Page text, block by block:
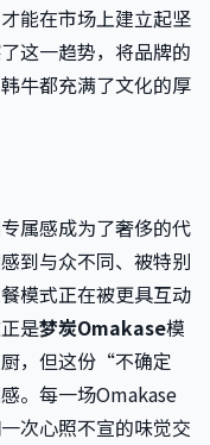
能在市场上建立起坚
这一趋势，将品牌的
牛都充满了文化的厚
属感成为了奢侈的代
到与众不同、被特别
模式正在被更具互动
是梦炭Omakase模
，但这份“不确定
。每一场Omakase
次心照不宣的味觉交